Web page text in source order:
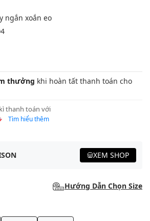
ngắn xoắn eo
thưởng khi hoàn tất thanh toán cho
thanh toán với
Tìm hiểu thêm
XEM SHOP
Hướng Dẫn Chọn Size